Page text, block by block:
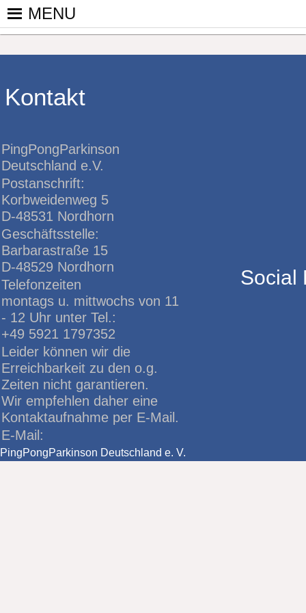
Skip
PINGPONGPARKINSON
ist der bundesweite Zusammenschluss von
MENU
Kontakt
PingPongParkinson
Deutschland e.V.
Postanschrift:
Korbweidenweg 5
D-48531 Nordhorn
Geschäftsstelle:
Barbarastraße 15
D-48529 Nordhorn
Telefonzeiten
montags u. mittwochs von 11
- 12 Uhr unter Tel.:
+49 5921 1797352
Leider können wir die
Erreichbarkeit zu den o.g.
Zeiten nicht garantieren.
Wir empfehlen daher eine
Kontaktaufnahme per E-Mail.
E-Mail:
Social
PingPongParkinson Deutschland e. V.